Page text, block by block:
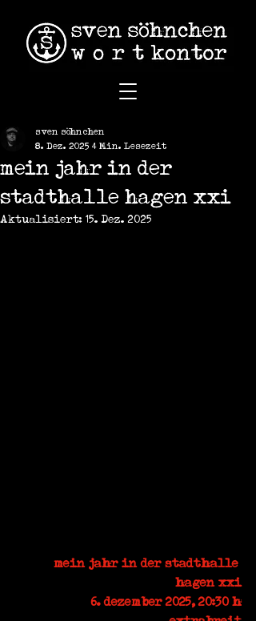
mein jahr in der
stadthalle hagen xxi
sven söhnchen
8. Dez. 2025 4 Min. Lesezeit
Aktualisiert: 15. Dez. 2025
mein jahr in der stadthalle
hagen xxi
6. dezember 2025, 20:30 h